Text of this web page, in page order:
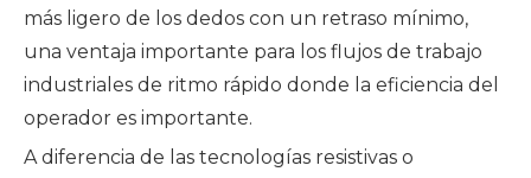
más ligero de los dedos con un retraso mínimo,
una ventaja importante para los flujos de trabajo
industriales de ritmo rápido donde la eficiencia del
operador es importante.
A diferencia de las tecnologías resistivas o